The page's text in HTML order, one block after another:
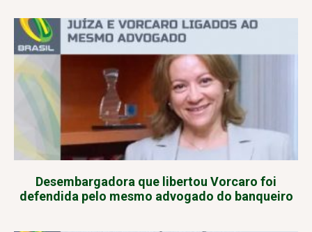
Desembargadora que libertou Vorcaro foi
defendida pelo mesmo advogado do banqueiro